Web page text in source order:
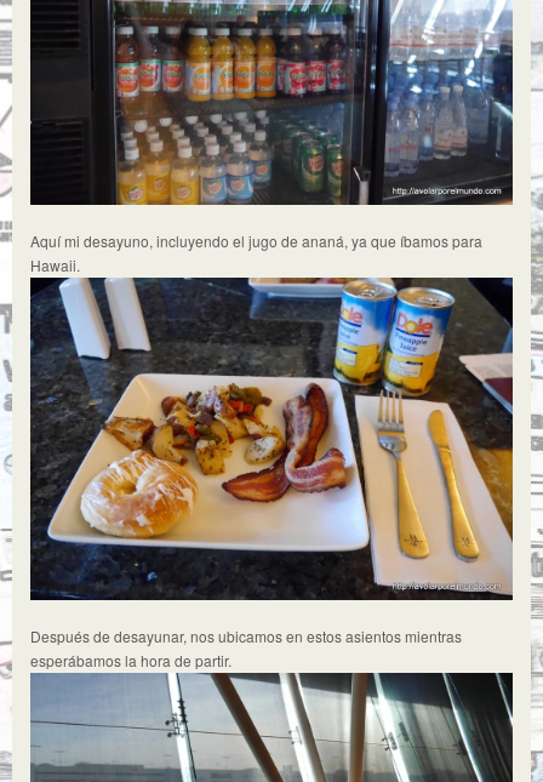
Aquí mi desayuno, incluyendo el jugo de ananá, ya que íbamos para
Hawaii.
Después de desayunar, nos ubicamos en estos asientos mientras
esperábamos la hora de partir.